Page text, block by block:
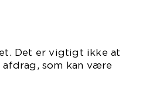
Det er vigtigt ikke at
som kan være